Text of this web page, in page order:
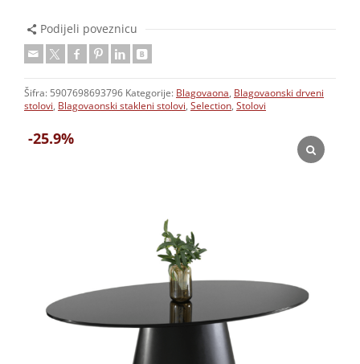
-25.9%
Podijeli poveznicu
Šifra: 5907698693796 Kategorije: Blagovaona, Blagovaonski drveni
stolovi, Blagovaonski stakleni stolovi, Selection, Stolovi